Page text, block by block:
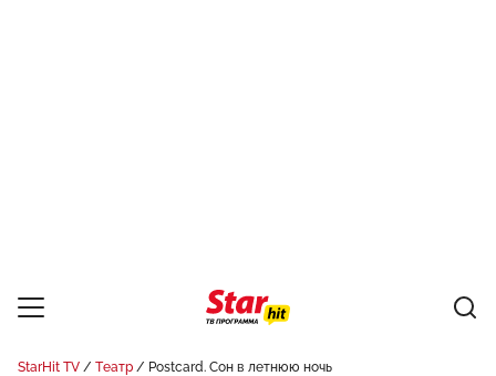
StarHit TV Театр Postcard. Сон в летнюю ночь